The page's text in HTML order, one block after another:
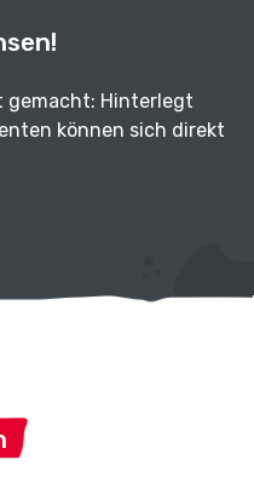
gemacht: Hinterlegt
können sich direkt